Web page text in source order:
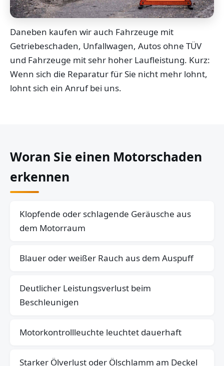
Daneben kaufen wir auch Fahrzeuge mit
Getriebeschaden, Unfallwagen, Autos ohne TÜV
und Fahrzeuge mit sehr hoher Laufleistung. Kurz:
Wenn sich die Reparatur für Sie nicht mehr lohnt,
lohnt sich ein Anruf bei uns.
Woran Sie einen Motorschaden
erkennen
Klopfende oder schlagende Geräusche aus
dem Motorraum
Blauer oder weißer Rauch aus dem Auspuff
Deutlicher Leistungsverlust beim
Beschleunigen
Motorkontrollleuchte leuchtet dauerhaft
Starker Ölverlust oder Ölschlamm am Deckel